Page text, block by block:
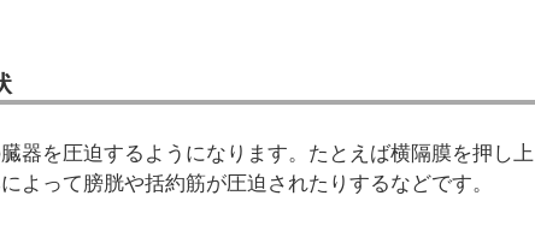
器を圧迫するようになります。たとえば横隔膜を押し上
よって膀胱や括約筋が圧迫されたりするなどです。